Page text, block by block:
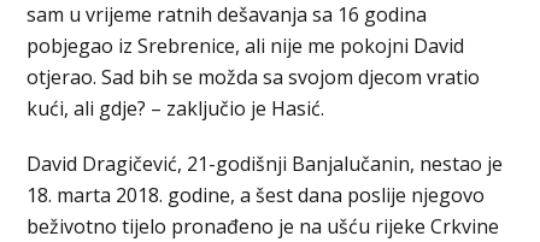
sam u vrijeme ratnih dešavanja sa 16 godina
pobjegao iz Srebrenice, ali nije me pokojni David
otjerao. Sad bih se možda sa svojom djecom vratio
kući, ali gdje? – zaključio je Hasić.
David Dragičević, 21-godišnji Banjalučanin, nestao je
18. marta 2018. godine, a šest dana poslije njegovo
beživotno tijelo pronađeno je na ušću rijeke Crkvine